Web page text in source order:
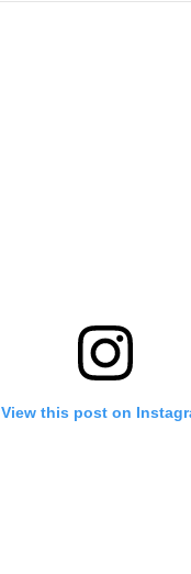
View this post on